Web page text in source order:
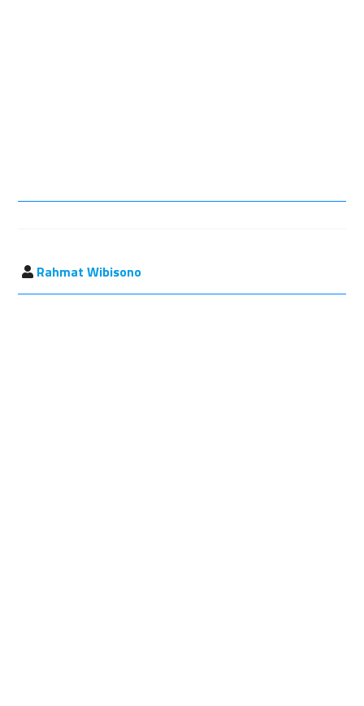
Rahmat Wibisono